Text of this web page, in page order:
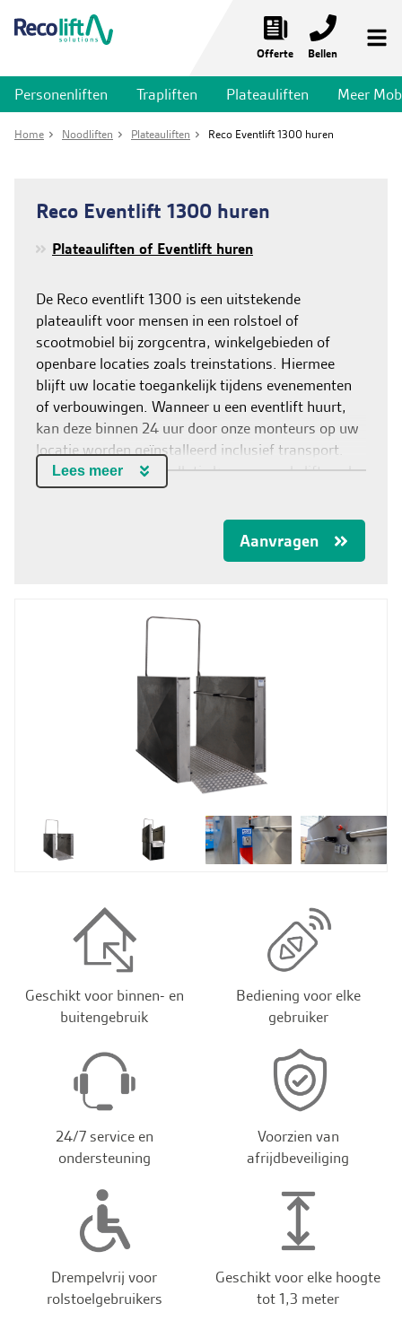
Offerte Bellen
Noodliften
Plateauliften
Meer mobiliteit
Liftservices
Toepassingen
Nieuws & Projecten
Contact & Storingen
Vacatures
NL
Personenliften Trapliften Plateauliften Meer
Home Noodliften Plateauliften Reco Eventlift 1300 huren
Reco Eventlift 1300 huren
Plateauliften of Eventlift huren
De Reco eventlift 1300 is een uitstekende
plateaulift voor mensen in een rolstoel of
scootmobiel bij zorgcentra, winkelgebieden of
openbare locaties zoals treinstations. Hiermee
blijft uw locatie toegankelijk tijdens evenementen
of verbouwingen. Wanneer u een eventlift huurt,
kan deze binnen 24 uur door onze monteurs op uw
locatie worden geïnstalleerd inclusief transport.
Dankzij de snelle installatie kunnen we de lift snel
en precies optijd opleveren voor uw project.
Lees meer
Aanvragen
Geschikt voor binnen- en
buitengebruik
Bediening voor elke
gebruiker
24/7 service en
ondersteuning
Voorzien van
afrijdbeveiliging
Drempelvrij voor
rolstoelgebruikers
Geschikt voor elke hoogte
tot 1,3 meter